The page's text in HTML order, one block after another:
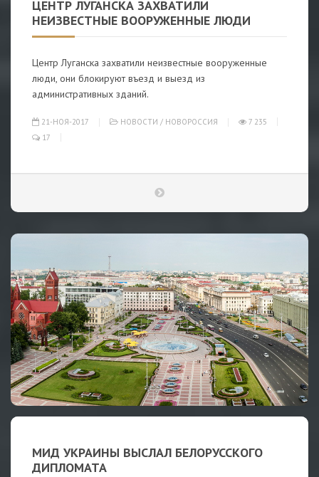
ЦЕНТР ЛУГАНСКА ЗАХВАТИЛИ
НЕИЗВЕСТНЫЕ ВООРУЖЕННЫЕ ЛЮДИ
Центр Луганска захватили неизвестные вооруженные
люди, они блокируют въезд и выезд из
административных зданий.
21-НОЯ-2017 НОВОСТИ / НОВОРОССИЯ
7 235
17
МИД УКРАИНЫ ВЫСЛАЛ БЕЛОРУССКОГО
ДИПЛОМАТА